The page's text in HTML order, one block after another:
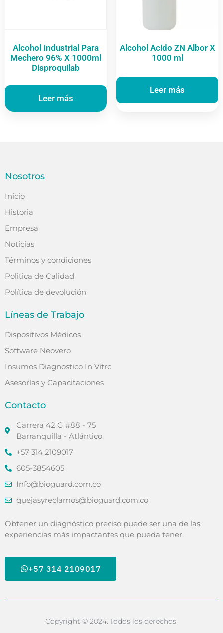
Alcohol Industrial Para
Mechero 96% X 1000ml
Disproquilab
Leer más
Alcohol Acido ZN Albor X
1000 ml
Leer más
Nosotros
Inicio
Historia
Empresa
Noticias
Términos y condiciones
Politica de Calidad
Política de devolución
Líneas de Trabajo
Dispositivos Médicos
Software Neovero
Insumos Diagnostico In Vitro
Asesorías y Capacitaciones
Contacto
Carrera 42 G #88 - 75
Barranquilla - Atlántico
+57 314 2109017
605-3854605
Info@bioguard.com.co
quejasyreclamos@bioguard.com.co
Obtener un diagnóstico preciso puede ser una de las
experiencias más impactantes que pueda tener.
+57 314 2109017
Copyright © 2024. Todos los derechos.